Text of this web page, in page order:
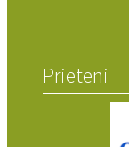
Prieteni